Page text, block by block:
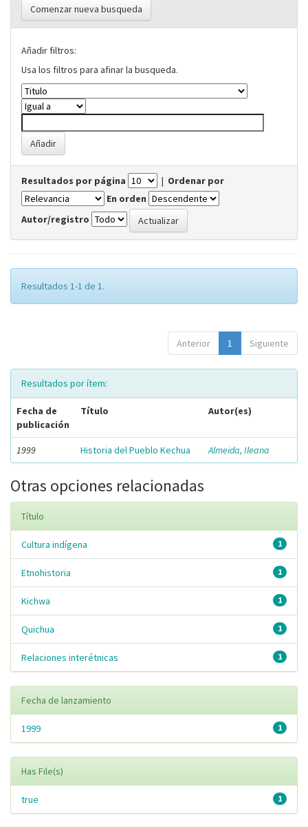
Comenzar nueva busqueda
Añadir filtros:
Usa los filtros para afinar la busqueda.
Resultados por página | Ordenar por
En orden
Autor/registro
Resultados 1-1 de 1.
Anterior 1 Siguiente
Resultados por ítem:
Fecha de
publicación
Título Autor(es)
1999 Historia del Pueblo Kechua Almeida, Ileana
Otras opciones relacionadas
Título
1
Cultura indígena
1
Etnohistoria
1
Kichwa
1
Quichua
1
Relaciones interétnicas
Fecha de lanzamiento
1
1999
Has File(s)
1
true